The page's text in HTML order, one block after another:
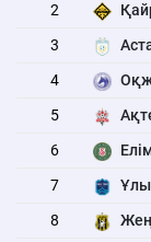
2
3
4
5
6
7
8